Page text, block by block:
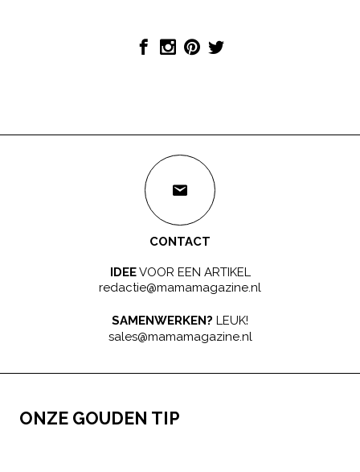
CONTACT
IDEEVOOR EEN ARTIKEL
redactie@mamamagazine.nl
SAMENWERKEN? LEUK!
sales@mamamagazine.nl
ONZE GOUDEN TIP